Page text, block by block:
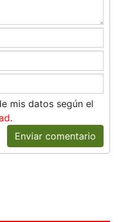
mis datos según el
.
Enviar comentario